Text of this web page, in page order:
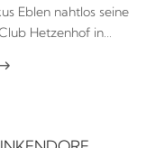
Eblen nahtlos seine
Hetzenhof in…